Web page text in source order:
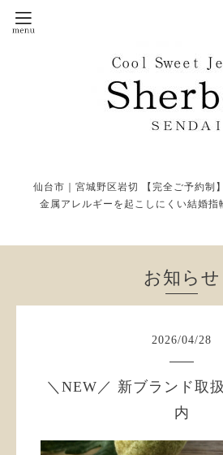
仙台市｜宮城野区岩切 【完全ご予約制
金属アレルギーを起こしにくい結婚指
お知らせ
2026/04/28
＼NEW／ 新ブランド取
内